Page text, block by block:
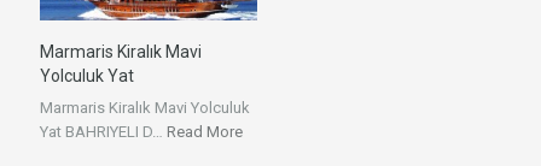
Marmaris Kiralık Mavi
Yolculuk Yat
Marmaris Kiralık Mavi Yolculuk
Yat BAHRIYELI D… Read More